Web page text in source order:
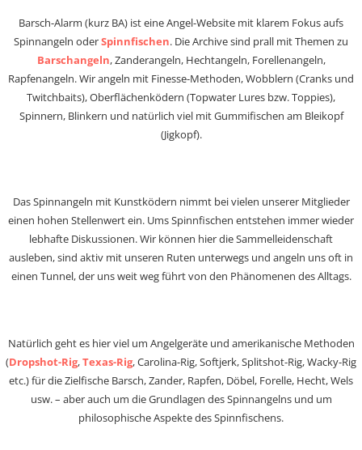
Barsch-Alarm (kurz BA) ist eine Angel-Website mit klarem Fokus aufs
Spinnangeln oderSpinnfischen. Die Archive sind prall mit Themen zu
Barschangeln, Zanderangeln, Hechtangeln, Forellenangeln,
Rapfenangeln. Wir angeln mit Finesse-Methoden, Wobblern (Cranks und
Twitchbaits), Oberflächenködern (Topwater Lures bzw. Toppies),
Spinnern, Blinkern und natürlich viel mit Gummifischen am Bleikopf
(Jigkopf).
Das Spinnangeln mit Kunstködern nimmt bei vielen unserer Mitglieder
einen hohen Stellenwert ein. Ums Spinnfischen entstehen immer wieder
lebhafte Diskussionen. Wir können hier die Sammelleidenschaft
ausleben, sind aktiv mit unseren Ruten unterwegs und angeln uns oft in
einen Tunnel, der uns weit weg führt von den Phänomenen des Alltags.
Natürlich geht es hier viel um Angelgeräte und amerikanische Methoden
(Dropshot-Rig,Texas-Rig, Carolina-Rig, Softjerk, Splitshot-Rig, Wacky-Rig
etc.) für die Zielfische Barsch, Zander, Rapfen, Döbel, Forelle, Hecht, Wels
usw. – aber auch um die Grundlagen des Spinnangelns und um
philosophische Aspekte des Spinnfischens.